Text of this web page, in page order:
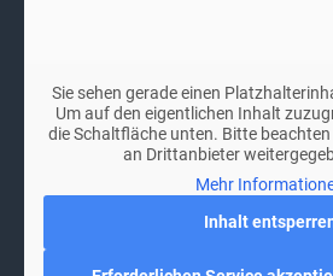
Sie sehen gerade einen
Um auf den eigentlichen Inhalt
die Schaltfläche unten. Bitte beachten
an Drittanbieter
Mehr
Inhalt